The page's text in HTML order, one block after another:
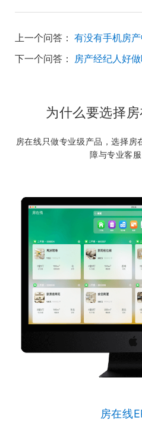
上一个问答：
下一个问答： 房产经纪人好做
为什么要选择
房在线只做专业级产品，选择房
障与专业客服
房在线